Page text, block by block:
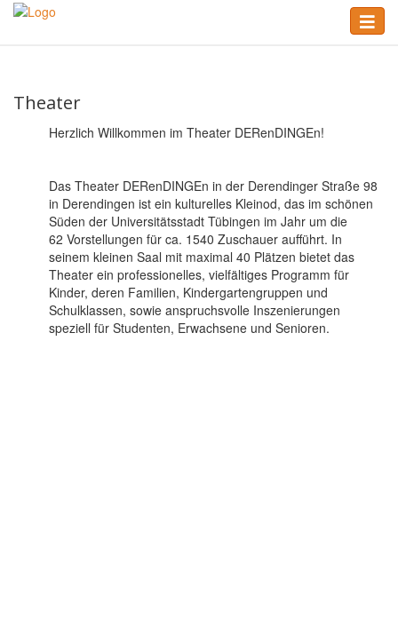
Skip
Toggle
Theater
Herzlich Willkommen im Theater DERenDINGEn!
Das Theater DERenDINGEn in der Derendinger Straße 98
in Derendingen ist ein kulturelles Kleinod, das im schönen
Süden der Universitätsstadt Tübingen im Jahr um die
62 Vorstellungen für ca. 1540 Zuschauer aufführt. In
seinem kleinen Saal mit maximal 40 Plätzen bietet das
Theater ein professionelles, vielfältiges Programm für
Kinder, deren Familien, Kindergartengruppen und
Schulklassen, sowie anspruchsvolle Inszenierungen
speziell für Studenten, Erwachsene und Senioren.